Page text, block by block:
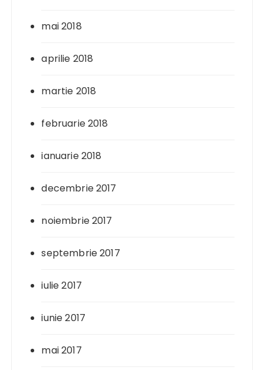
mai 2018
aprilie 2018
martie 2018
februarie 2018
ianuarie 2018
decembrie 2017
noiembrie 2017
septembrie 2017
iulie 2017
iunie 2017
mai 2017